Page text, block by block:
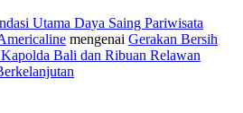
Utama Daya Saing Pariwisata
mengenai Gerakan Bersih
Bali dan Ribuan Relawan